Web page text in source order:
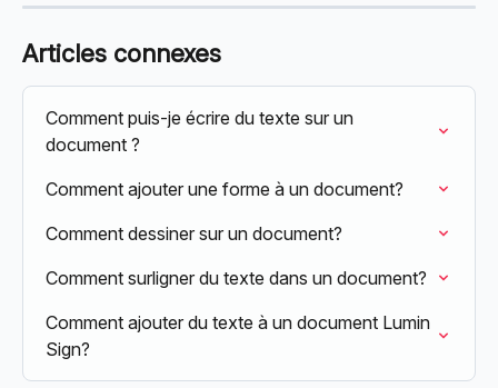
Articles connexes
Comment puis-je écrire du texte sur un
document ?
Comment ajouter une forme à un document?
Comment dessiner sur un document?
Comment surligner du texte dans un document?
Comment ajouter du texte à un document Lumin
Sign?